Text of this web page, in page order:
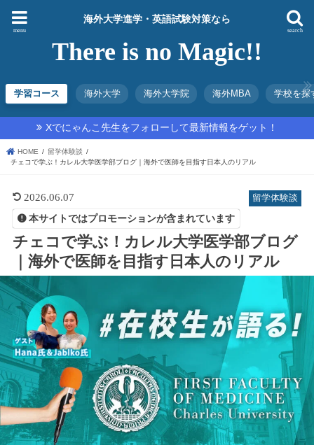
海外大学進学・英語試験対策なら
There is no Magic!!
search
menu
学習コース 海外大学 海外大学院 海外MBA 学校を探
Xでにゃんこ先生をフォローして最新情報をゲット！
HOME
留学体験談
チェコで学ぶ！カレル大学医学部ブログ｜海外で医師を目指す日本人のリアル
留学体験談
2026.06.07
本サイトではプロモーションが含まれています
チェコで学ぶ！カレル大学医学部ブログ
｜海外で医師を目指す日本人のリアル